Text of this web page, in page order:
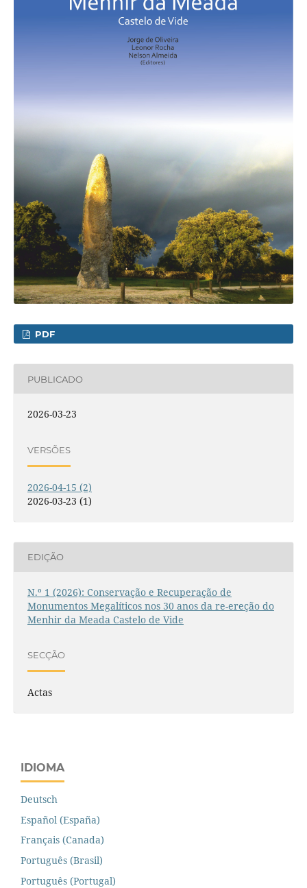
PDF
PUBLICADO
2026-03-23
VERSÕES
2026-04-15 (2)
2026-03-23 (1)
EDIÇÃO
N.º 1 (2026): Conservação e Recuperação de
Monumentos Megalíticos nos 30 anos da re-ereção do
Menhir da Meada Castelo de Vide
SECÇÃO
Actas
IDIOMA
Deutsch
Español (España)
Français (Canada)
Português (Brasil)
Português (Portugal)